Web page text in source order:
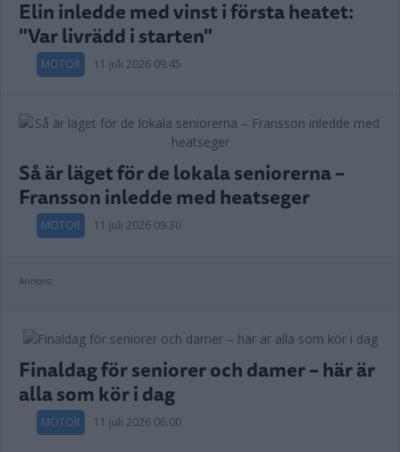
Elin inledde med vinst i första heatet:
"Var livrädd i starten"
MOTOR 11 juli 2026 09.45
Så är läget för de lokala seniorerna –
Fransson inledde med heatseger
MOTOR 11 juli 2026 09.30
Annons:
Finaldag för seniorer och damer – här är
alla som kör i dag
MOTOR 11 juli 2026 06.00